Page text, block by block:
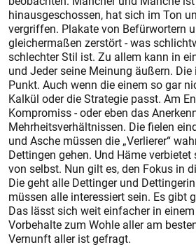
hinausgeschossen, hat sich im Ton
vergriffen. Plakate von Befürwortern
gleichermaßen zerstört - was
schlechter Stil ist. Zu allem kann in
und Jeder seine Meinung äußern. Die
Punkt. Auch wenn die einem so gar
Kalkül oder die Strategie passt. Am
Kompromiss - oder eben das
Mehrheitsverhältnissen. Die fielen
und Asche müssen die „Verlierer“
Dettingen gehen. Und Häme verbietet
von selbst. Nun gilt es, den Fokus in
Die geht alle Dettinger und
müssen alle interessiert sein. Es gibt
Das lässt sich weit einfacher in
Vorbehalte zum Wohle aller am
Vernunft aller ist gefragt.